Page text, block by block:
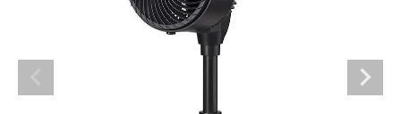
冷暖房家電